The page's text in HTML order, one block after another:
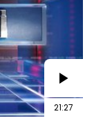
21:27